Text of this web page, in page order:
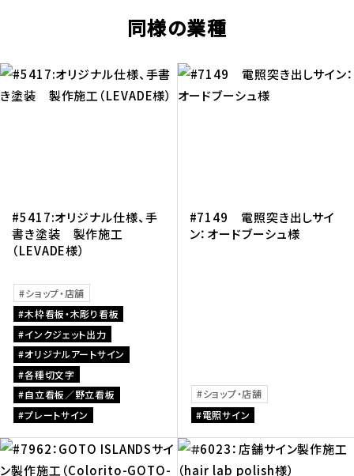
同様の業種
#5417:オリジナル仕様、手
書き塗装 製作施工
（LEVADE様）
ショップ・店舗
木枠看板・木彫り看板
インクジェット出力
オリジナルアートサイン
各種切文字
自立看板／野立看板
プレートサイン
#7149 電照突き出しサイ
ン：オードブーシュ様
ショップ・店舗
電照サイン